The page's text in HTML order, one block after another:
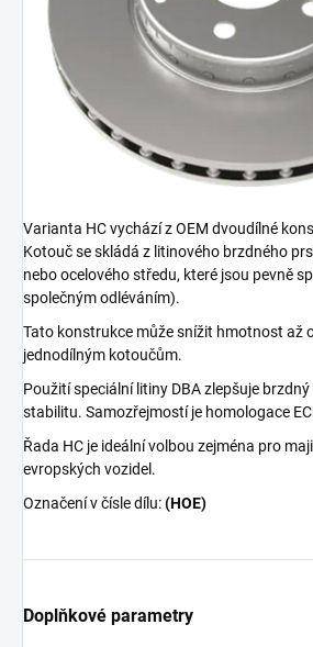
Varianta HC vychází z OEM dvoudílné
Kotouč se skládá z litinového brzdného
nebo ocelového středu, které jsou pevně
společným odléváním).
Tato konstrukce může snížit hmotnost až
jednodílným kotoučům.
Použití speciální litiny DBA zlepšuje
stabilitu. Samozřejmostí je homologace
Řada HC je ideální volbou zejména pro
evropských vozidel.
Označení v čísle dílu:(HOE)
Doplňkové parametry